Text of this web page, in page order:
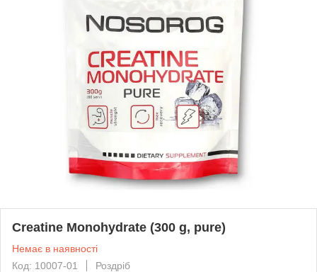
Creatine Monohydrate (300 g, pure)
Немає в наявності
Код: 10007-01
Роздріб